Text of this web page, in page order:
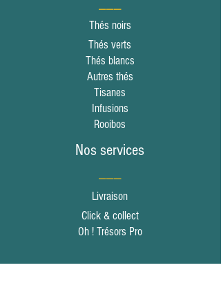
Thés noirs
Thés verts
Thés blancs
Autres thés
Tisanes
Infusions
Rooibos
Nos services
Livraison
Click & collect
Oh ! Trésors Pro